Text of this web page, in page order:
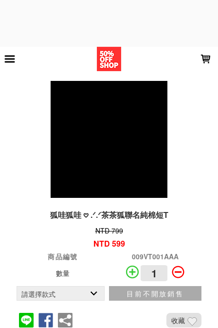
狐哇狐哇 𖹭 .ᐟ.ᐟ茶茶狐聯名純棉短T
NTD 799
NTD 599
商品編號
009VT001AAA
數量
目前不開放銷售
收藏